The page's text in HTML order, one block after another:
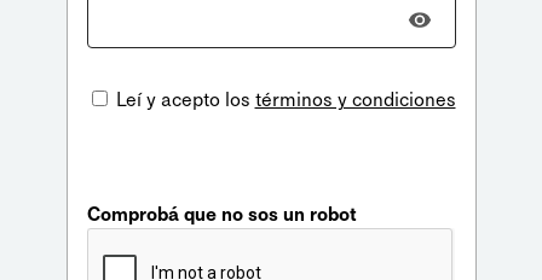
Leí y acepto los términos y condiciones
Comprobá que no sos un robot